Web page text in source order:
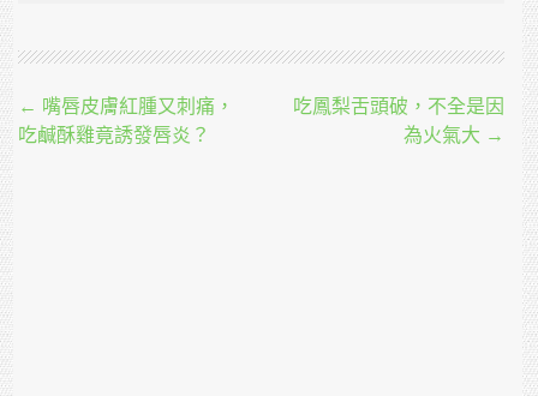
Post navigation
← 嘴唇皮膚紅腫又刺痛，
吃鹹酥雞竟誘發唇炎？
吃鳳梨舌頭破，不全是因
為火氣大 →